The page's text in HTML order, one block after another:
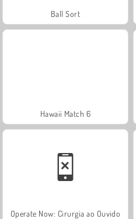
Ball Sort
Hawaii Match 6
Operate Now: Cirurgia ao Ouvido